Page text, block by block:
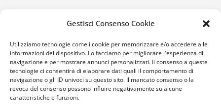
Gestisci Consenso Cookie
Utilizziamo tecnologie come i cookie per memorizzare e/o accedere alle
informazioni del dispositivo. Lo facciamo per migliorare l'esperienza di
navigazione e per mostrare annunci personalizzati. Il consenso a queste
tecnologie ci consentirà di elaborare dati quali il comportamento di
navigazione o gli ID univoci su questo sito. Il mancato consenso o la
revoca del consenso possono influire negativamente su alcune
caratteristiche e funzioni.